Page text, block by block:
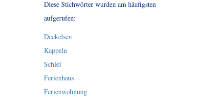
Diese Stichwörter wurden am häufigsten
aufgerufen:
Deekelsen
Kappeln
Schlei
Ferienhaus
Ferienwohnung